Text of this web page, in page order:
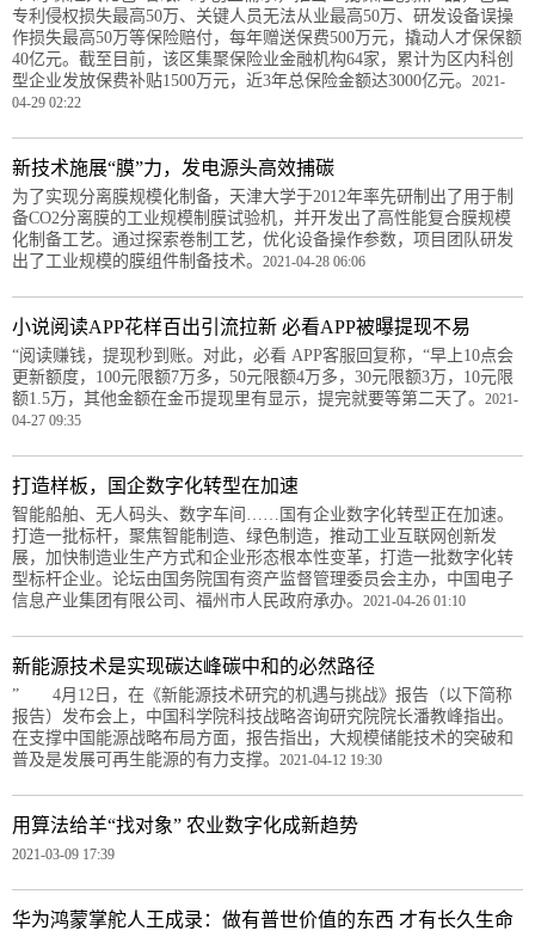
专利侵权损失最高50万、关键人员无法从业最高50万、研发设备误操
作损失最高50万等保险赔付，每年赠送保费500万元，撬动人才保保额
40亿元。截至目前，该区集聚保险业金融机构64家，累计为区内科创
型企业发放保费补贴1500万元，近3年总保险金额达3000亿元。 2021-
04-29 02:22
新技术施展“膜”力，发电源头高效捕碳
为了实现分离膜规模化制备，天津大学于2012年率先研制出了用于制
备CO2分离膜的工业规模制膜试验机，并开发出了高性能复合膜规模
化制备工艺。通过探索卷制工艺，优化设备操作参数，项目团队研发
出了工业规模的膜组件制备技术。 2021-04-28 06:06
小说阅读APP花样百出引流拉新 必看APP被曝提现不易
“阅读赚钱，提现秒到账。对此，必看 APP客服回复称，“早上10点会
更新额度，100元限额7万多，50元限额4万多，30元限额3万，10元限
额1.5万，其他金额在金币提现里有显示，提完就要等第二天了。 2021-
04-27 09:35
打造样板，国企数字化转型在加速
智能船舶、无人码头、数字车间……国有企业数字化转型正在加速。
打造一批标杆，聚焦智能制造、绿色制造，推动工业互联网创新发
展，加快制造业生产方式和企业形态根本性变革，打造一批数字化转
型标杆企业。论坛由国务院国有资产监督管理委员会主办，中国电子
信息产业集团有限公司、福州市人民政府承办。 2021-04-26 01:10
新能源技术是实现碳达峰碳中和的必然路径
” 4月12日，在《新能源技术研究的机遇与挑战》报告（以下简称
报告）发布会上，中国科学院科技战略咨询研究院院长潘教峰指出。
在支撑中国能源战略布局方面，报告指出，大规模储能技术的突破和
普及是发展可再生能源的有力支撑。 2021-04-12 19:30
用算法给羊“找对象” 农业数字化成新趋势
2021-03-09 17:39
华为鸿蒙掌舵人王成录：做有普世价值的东西 才有长久生命